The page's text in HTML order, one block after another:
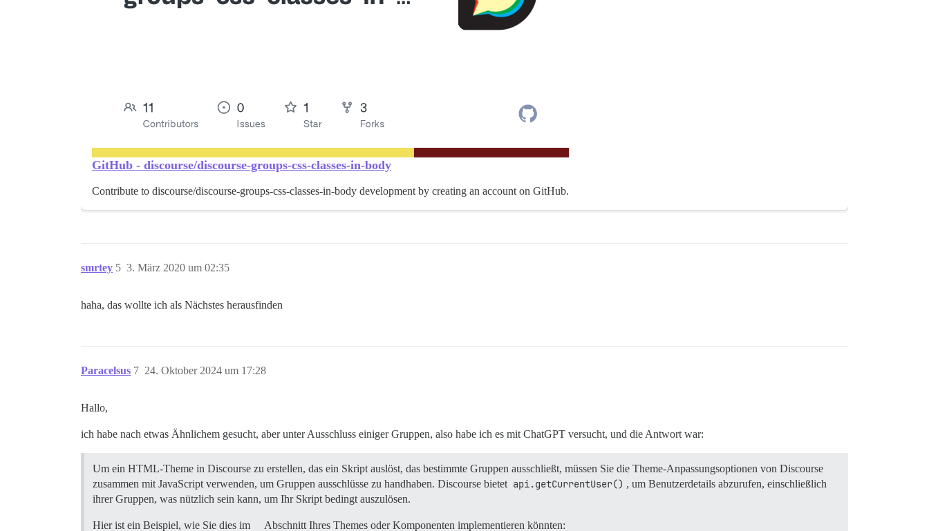
GitHub - discourse/discourse-groups-css-classes-in-body
Contribute to discourse/discourse-groups-css-classes-in-body development by creating an account on GitHub.
smrtey 3. März 2020 um 02:35
5
haha, das wollte ich als Nächstes herausfinden
Paracelsus 24. Oktober 2024 um 17:28
7
Hallo,
ich habe nach etwas Ähnlichem gesucht, aber unter Ausschluss einiger Gruppen, also habe ich es mit ChatGPT versucht, und die Antwort war:
Um ein HTML-Theme in Discourse zu erstellen, das ein Skript auslöst, das bestimmte Gruppen ausschließt, müssen Sie die Theme-Anpassungsoptionen von Discourse
zusammen mit JavaScript verwenden, um Gruppen ausschlüsse zu handhaben. Discourse bietet api.getCurrentUser() , um Benutzerdetails abzurufen, einschließlich
ihrer Gruppen, was nützlich sein kann, um Ihr Skript bedingt auszulösen.
Hier ist ein Beispiel, wie Sie dies im Abschnitt Ihres Themes oder Komponenten implementieren könnten: